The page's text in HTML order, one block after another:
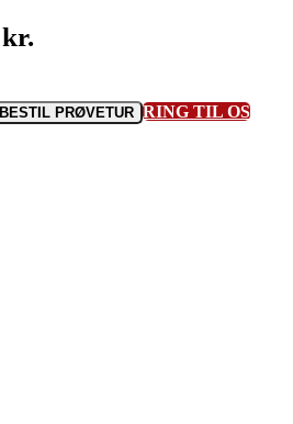
kr.
BESTIL PRØVETUR RING TIL OS